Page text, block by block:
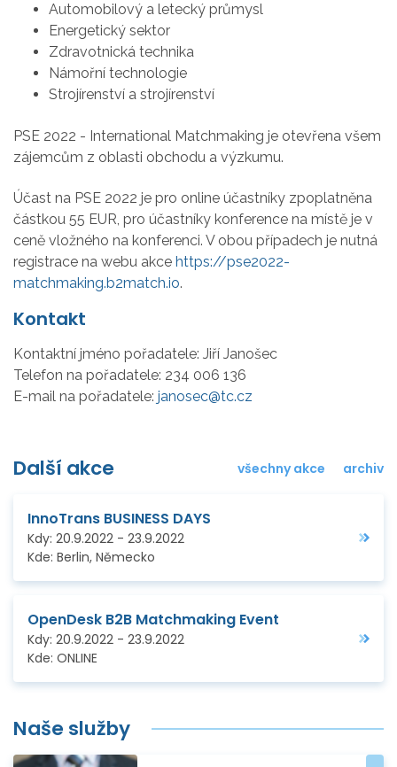
Automobilový a letecký průmysl
Energetický sektor
Zdravotnická technika
Námořní technologie
Strojírenství a strojírenství
PSE 2022 - International Matchmaking je otevřena všem
zájemcům z oblasti obchodu a výzkumu.
Účast na PSE 2022 je pro online účastníky zpoplatněna
částkou 55 EUR, pro účastníky konference na místě je v
ceně vložného na konferenci. V obou případech je nutná
registrace na webu akce https://pse2022-
matchmaking.b2match.io.
Kontakt
Kontaktní jméno pořadatele: Jiří Janošec
Telefon na pořadatele: 234 006 136
E-mail na pořadatele: janosec@tc.cz
Další akce všechny akce archiv
InnoTrans BUSINESS DAYS
Kdy: 20.9.2022 - 23.9.2022
Kde: Berlin, Německo
OpenDesk B2B Matchmaking Event
Kdy: 20.9.2022 - 23.9.2022
Kde: ONLINE
Naše služby